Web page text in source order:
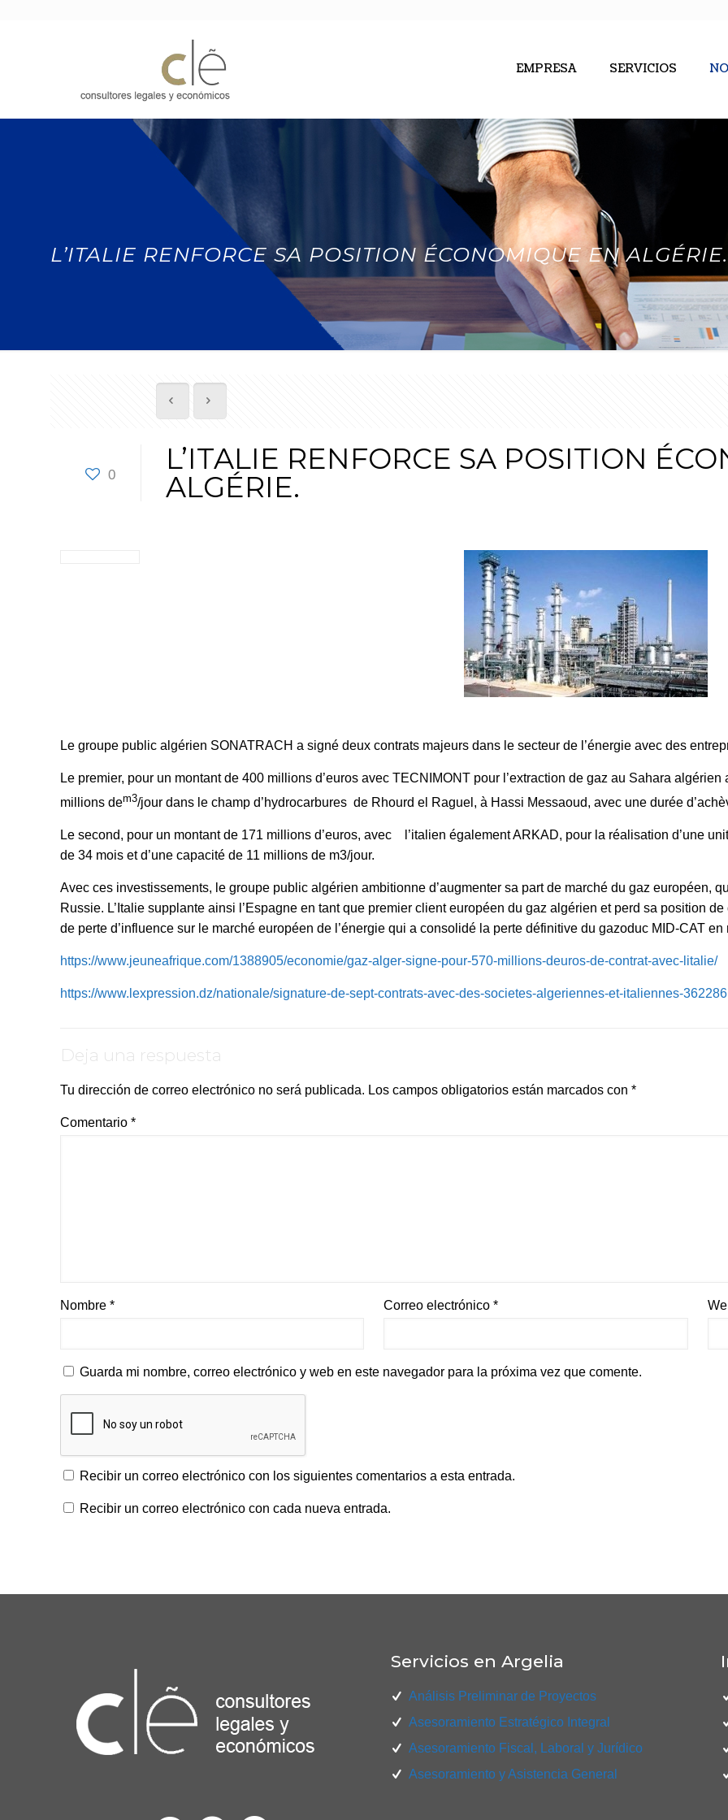
EMPRESA SERVICIOS
L’ITALIE RENFORCE SA POSITION ÉCONOMIQUE EN ALGÉRIE.
0
L’ITALIE RENFORCE SA POSITION
ALGÉRIE.
Le groupe public algérien SONATRACH a signé deux contrats majeurs dans le secteur de l’énergie avec des
Le premier, pour un montant de 400 millions d’euros avec TECNIMONT pour l’extraction de gaz au Sahara
millions dem3/jour dans le champ d’hydrocarbures de Rhourd el Raguel, à Hassi Messaoud, avec une durée
Le second, pour un montant de 171 millions d’euros, avec l’italien également ARKAD, pour la réalisation d’une
de 34 mois et d’une capacité de 11 millions de m3/jour.
Avec ces investissements, le groupe public algérien ambitionne d’augmenter sa part de marché du gaz européen,
Russie. L’Italie supplante ainsi l’Espagne en tant que premier client européen du gaz algérien et perd sa position
de perte d’influence sur le marché européen de l’énergie qui a consolidé la perte définitive du gazoduc MID-CAT
https://www.jeuneafrique.com/1388905/economie/gaz-alger-signe-pour-570-millions-deuros-de-contrat-avec-litalie/
https://www.lexpression.dz/nationale/signature-de-sept-contrats-avec-des-societes-algeriennes-et-italiennes-362286
Deja una respuesta
Tu dirección de correo electrónico no será publicada. Los campos obligatorios están marcados con *
Comentario *
Nombre * Correo electrónico*
Guarda mi nombre, correo electrónico y web en este navegador para la próxima vez que comente.
Recibir un correo electrónico con los siguientes comentarios a esta entrada.
Recibir un correo electrónico con cada nueva entrada.
Servicios en Argelia
Análisis Preliminar de Proyectos
Asesoramiento Estratégico Integral
Asesoramiento Fiscal, Laboral y Jurídico
Asesoramiento y Asistencia General